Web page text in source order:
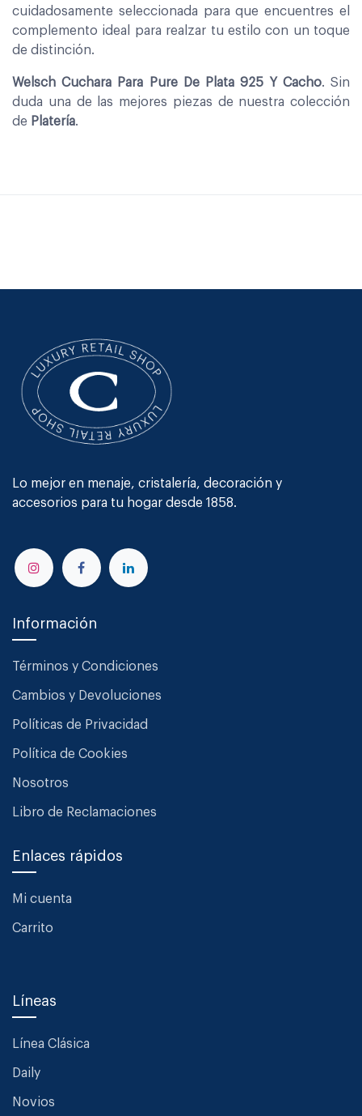
cuidadosamente seleccionada para que encuentres el
complemento ideal para realzar tu estilo con un toque
de distinción.
Welsch Cuchara Para Pure De Plata 925 Y Cacho. Sin
duda una de las mejores piezas de nuestra colección
de Platería.
Lo mejor en menaje, cristalería, decoración y
accesorios para tu hogar desde 1858.
Información
Términos y Condiciones
Cambios y Devoluciones
Políticas de Privacidad
Política de Cookies
Nosotros
Libro de Reclamaciones
Enlaces rápidos
Mi cuenta
Carrito
Líneas
Línea Clásica
Daily
Novios